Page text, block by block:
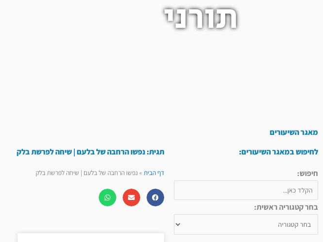
תורני
מאגר השיעורים
לחיפוש במאגר השיעורים:
חיפוש:
בחר קטגוריה ראשית:
תגית: נפשו הרחבה של בלעם | שיחה לפרשת בלק
דף הבית» נפשו הרחבה של בלעם | שיחה לפרשת בלק